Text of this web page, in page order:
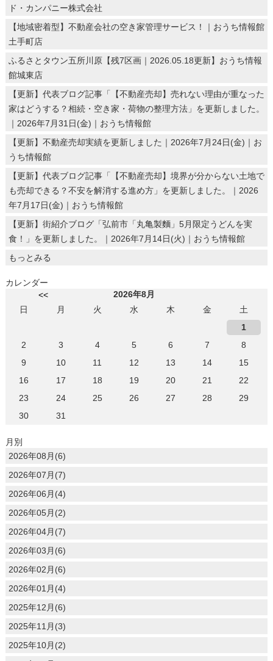
ド・カンパニー株式会社
【地域密着型】不動産会社の空き家管理サービス！｜おうち情報館
土手町店
ふるさとタウン五所川原【残7区画｜2026.05.18更新】おうち情報
館城東店
【更新】代表ブログ記事「【不動産売却】売れない理由が重なった
家はどうする？相続・空き家・荷物の整理方法」を更新しました。
｜2026年7月31日(金)｜おうち情報館
【更新】不動産売却実績を更新しました｜2026年7月24日(金)｜お
うち情報館
【更新】代表ブログ記事「【不動産売却】境界が分からない土地で
も売却できる？不安を解消する進め方」を更新しました。｜2026
年7月17日(金)｜おうち情報館
【更新】街紹介ブログ「弘前市「丸亀製麵」5月限定うどんを実
食！」を更新しました。｜2026年7月14日(火)｜おうち情報館
もっとみる
カレンダー
<<
2026年8月
日
月 火 水 木 金
土
1
2
3 4 5 6 7
8
9
10 11 12 13 14
15
16
17 18 19 20 21
22
23
24 25 26 27 28
29
30
31
月別
2026年08月(6)
2026年07月(7)
2026年06月(4)
2026年05月(2)
2026年04月(7)
2026年03月(6)
2026年02月(6)
2026年01月(4)
2025年12月(6)
2025年11月(3)
2025年10月(2)